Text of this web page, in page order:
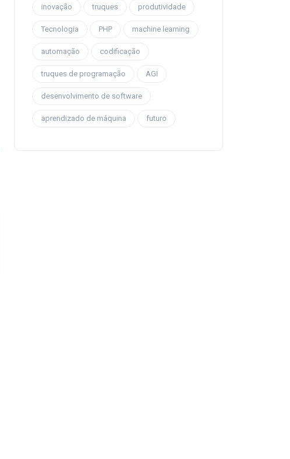
inovação truques produtividade
Tecnologia PHP machine learning
automação codificação
truques de programação AGI
desenvolvimento de software
aprendizado de máquina futuro